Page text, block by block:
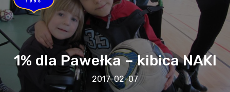
1% dla Pawełka – kibica NAKI
2017-02-07